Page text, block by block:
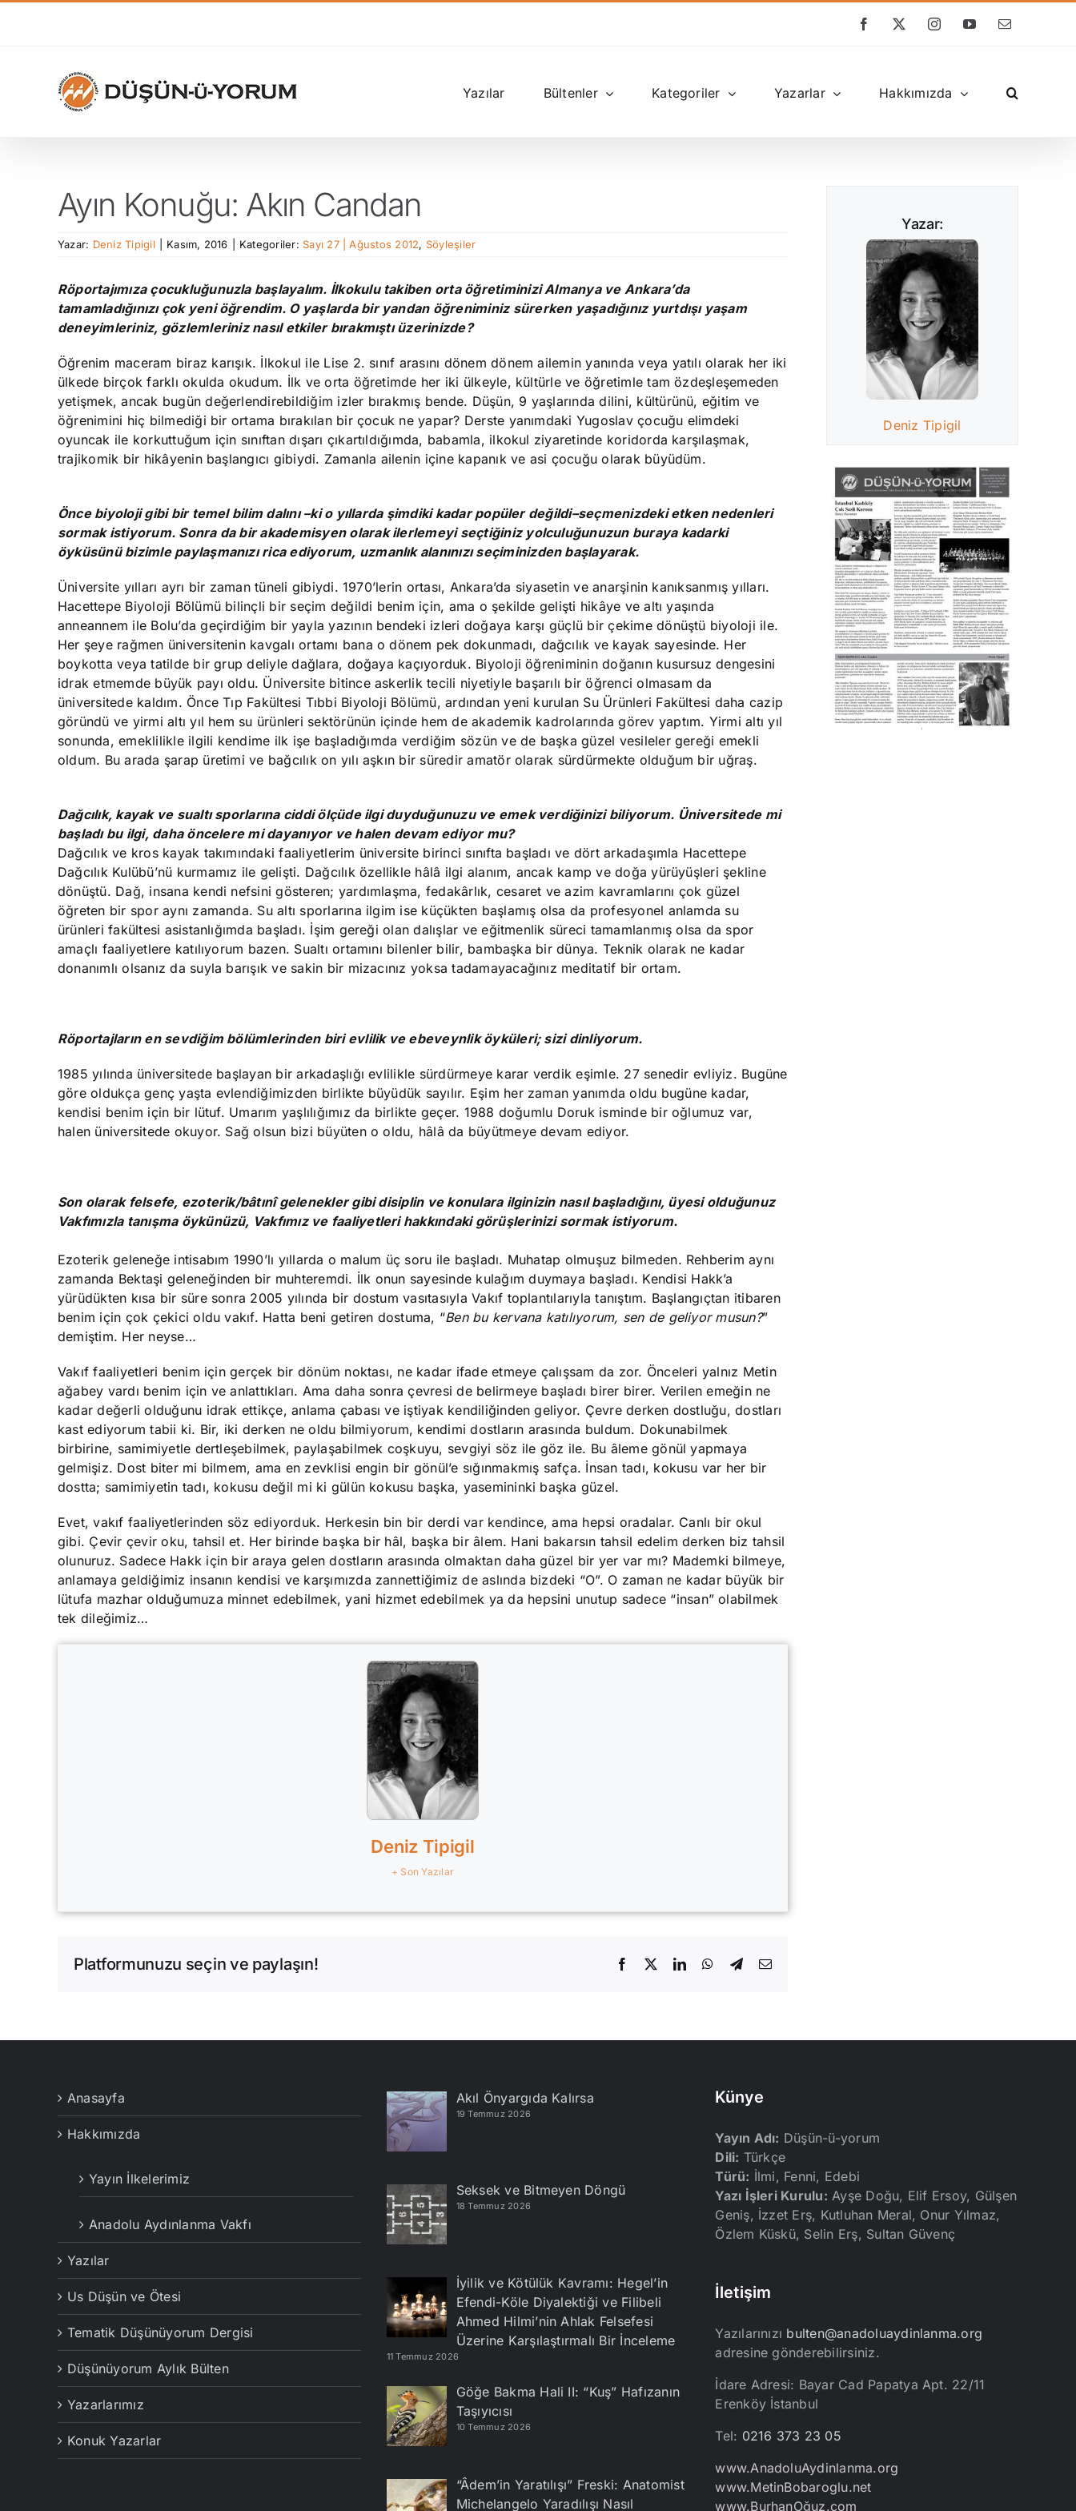
Facebook
X InstagramYouTube
E-
Yazılar Bültenler Kategoriler Yazarlar Hakkımızda
Ayın Konuğu: Akın Candan
Yazar: Deniz Tipigil Kasım, 2016 Kategoriler: Sayı 27 | Ağustos 2012, Söyleşiler
Röportajımıza çocukluğunuzla başlayalım. İlkokulu takiben orta öğretiminizi Almanya ve Ankara’da
tamamladığınızı çok yeni öğrendim. O yaşlarda bir yandan öğreniminiz sürerken yaşadığınız yurtdışı yaşam
deneyimleriniz, gözlemleriniz nasıl etkiler bırakmıştı üzerinizde?
Öğrenim maceram biraz karışık. İlkokul ile Lise 2. sınıf arasını dönem dönem ailemin yanında veya yatılı olarak her iki
ülkede birçok farklı okulda okudum. İlk ve orta öğretimde her iki ülkeyle, kültürle ve öğretimle tam özdeşleşemeden
yetişmek, ancak bugün değerlendirebildiğim izler bırakmış bende. Düşün, 9 yaşlarında dilini, kültürünü, eğitim ve
öğrenimini hiç bilmediği bir ortama bırakılan bir çocuk ne yapar? Derste yanımdaki Yugoslav çocuğu elimdeki
oyuncak ile korkuttuğum için sınıftan dışarı çıkartıldığımda, babamla, ilkokul ziyaretinde koridorda karşılaşmak,
trajikomik bir hikâyenin başlangıcı gibiydi. Zamanla ailenin içine kapanık ve asi çocuğu olarak büyüdüm.
Önce biyoloji gibi bir temel bilim dalını –ki o yıllarda şimdiki kadar popüler değildi–seçmenizdeki etken nedenleri
sormak istiyorum. Sonra da bir akademisyen olarak ilerlemeyi seçtiğiniz yolculuğunuzun buraya kadarki
öyküsünü bizimle paylaşmanızı rica ediyorum, uzmanlık alanınızı seçiminizden başlayarak.
Üniversite yılları ayrı bir zaman tüneli gibiydi. 1970’lerin ortası, Ankara’da siyasetin ve anarşinin kanıksanmış yılları.
Hacettepe Biyoloji Bölümü bilinçli bir seçim değildi benim için, ama o şekilde gelişti hikâye ve altı yaşında
anneannem ile Bolu’da geçirdiğim bir yayla yazının bendeki izleri doğaya karşı güçlü bir çekime dönüştü biyoloji ile.
Her şeye rağmen üniversitenin kavgalı ortamı bana o dönem pek dokunmadı, dağcılık ve kayak sayesinde. Her
boykotta veya tatilde bir grup deliyle dağlara, doğaya kaçıyorduk. Biyoloji öğreniminin doğanın kusursuz dengesini
idrak etmemde büyük payı oldu. Üniversite bitince askerlik tecili niyetiyle başarılı bir öğrenci olmasam da
üniversitede kaldım. Önce Tıp Fakültesi Tıbbi Biyoloji Bölümü, ardından yeni kurulan Su Ürünleri Fakültesi daha cazip
göründü ve yirmi altı yıl hem su ürünleri sektörünün içinde hem de akademik kadrolarında görev yaptım. Yirmi altı yıl
sonunda, emeklilikle ilgili kendime ilk işe başladığımda verdiğim sözün ve de başka güzel vesileler gereği emekli
oldum. Bu arada şarap üretimi ve bağcılık on yılı aşkın bir süredir amatör olarak sürdürmekte olduğum bir uğraş.
Dağcılık, kayak ve sualtı sporlarına ciddi ölçüde ilgi duyduğunuzu ve emek verdiğinizi biliyorum. Üniversitede mi
başladı bu ilgi, daha öncelere mi dayanıyor ve halen devam ediyor mu?
Dağcılık ve kros kayak takımındaki faaliyetlerim üniversite birinci sınıfta başladı ve dört arkadaşımla Hacettepe
Dağcılık Kulübü’nü kurmamız ile gelişti. Dağcılık özellikle hâlâ ilgi alanım, ancak kamp ve doğa yürüyüşleri şekline
dönüştü. Dağ, insana kendi nefsini gösteren; yardımlaşma, fedakârlık, cesaret ve azim kavramlarını çok güzel
öğreten bir spor aynı zamanda. Su altı sporlarına ilgim ise küçükten başlamış olsa da profesyonel anlamda su
ürünleri fakültesi asistanlığımda başladı. İşim gereği olan dalışlar ve eğitmenlik süreci tamamlanmış olsa da spor
amaçlı faaliyetlere katılıyorum bazen. Sualtı ortamını bilenler bilir, bambaşka bir dünya. Teknik olarak ne kadar
donanımlı olsanız da suyla barışık ve sakin bir mizacınız yoksa tadamayacağınız meditatif bir ortam.
Röportajların en sevdiğim bölümlerinden biri evlilik ve ebeveynlik öyküleri; sizi dinliyorum.
1985 yılında üniversitede başlayan bir arkadaşlığı evlilikle sürdürmeye karar verdik eşimle. 27 senedir evliyiz. Bugüne
göre oldukça genç yaşta evlendiğimizden birlikte büyüdük sayılır. Eşim her zaman yanımda oldu bugüne kadar,
kendisi benim için bir lütuf. Umarım yaşlılığımız da birlikte geçer. 1988 doğumlu Doruk isminde bir oğlumuz var,
halen üniversitede okuyor. Sağ olsun bizi büyüten o oldu, hâlâ da büyütmeye devam ediyor.
Son olarak felsefe, ezoterik/bâtınî gelenekler gibi disiplin ve konulara ilginizin nasıl başladığını, üyesi olduğunuz
Vakfımızla tanışma öykünüzü, Vakfımız ve faaliyetleri hakkındaki görüşlerinizi sormak istiyorum.
Ezoterik geleneğe intisabım 1990’lı yıllarda o malum üç soru ile başladı. Muhatap olmuşuz bilmeden. Rehberim aynı
zamanda Bektaşi geleneğinden bir muhteremdi. İlk onun sayesinde kulağım duymaya başladı. Kendisi Hakk’a
yürüdükten kısa bir süre sonra 2005 yılında bir dostum vasıtasıyla Vakıf toplantılarıyla tanıştım. Başlangıçtan itibaren
benim için çok çekici oldu vakıf. Hatta beni getiren dostuma, “Ben bu kervana katılıyorum, sen de geliyor musun?”
demiştim. Her neyse…
Vakıf faaliyetleri benim için gerçek bir dönüm noktası, ne kadar ifade etmeye çalışsam da zor. Önceleri yalnız Metin
ağabey vardı benim için ve anlattıkları. Ama daha sonra çevresi de belirmeye başladı birer birer. Verilen emeğin ne
kadar değerli olduğunu idrak ettikçe, anlama çabası ve iştiyak kendiliğinden geliyor. Çevre derken dostluğu, dostları
kast ediyorum tabii ki. Bir, iki derken ne oldu bilmiyorum, kendimi dostların arasında buldum. Dokunabilmek
birbirine, samimiyetle dertleşebilmek, paylaşabilmek coşkuyu, sevgiyi söz ile göz ile. Bu âleme gönül yapmaya
gelmişiz. Dost biter mi bilmem, ama en zevklisi engin bir gönül’e sığınmakmış safça. İnsan tadı, kokusu var her bir
dostta; samimiyetin tadı, kokusu değil mi ki gülün kokusu başka, yasemininki başka güzel.
Evet, vakıf faaliyetlerinden söz ediyorduk. Herkesin bin bir derdi var kendince, ama hepsi oradalar. Canlı bir okul
gibi. Çevir çevir oku, tahsil et. Her birinde başka bir hâl, başka bir âlem. Hani bakarsın tahsil edelim derken biz tahsil
olunuruz. Sadece Hakk için bir araya gelen dostların arasında olmaktan daha güzel bir yer var mı? Mademki bilmeye,
anlamaya geldiğimiz insanın kendisi ve karşımızda zannettiğimiz de aslında bizdeki “O”. O zaman ne kadar büyük bir
lütufa mazhar olduğumuza minnet edebilmek, yani hizmet edebilmek ya da hepsini unutup sadece “insan” olabilmek
tek dileğimiz…
Deniz Tipigil
+ Son Yazılar
Platformunuzu seçin ve paylaşın! Facebook LinkedInWhatsApp
Telegram
E-
Yazar:
Deniz Tipigil
Anasayfa
Hakkımızda
Yayın İlkelerimiz
Anadolu Aydınlanma Vakfı
Yazılar
Us Düşün ve Ötesi
Tematik Düşünüyorum Dergisi
Düşünüyorum Aylık Bülten
Yazarlarımız
Konuk Yazarlar
Akıl Önyargıda Kalırsa
19 Temmuz 2026
Seksek ve Bitmeyen Döngü
18 Temmuz 2026
İyilik ve Kötülük Kavramı: Hegel’in
Efendi-Köle Diyalektiği ve Filibeli
Ahmed Hilmi’nin Ahlak Felsefesi
Üzerine Karşılaştırmalı Bir İnceleme
11 Temmuz 2026
Göğe Bakma Hali II: “Kuş” Hafızanın
Taşıyıcısı
10 Temmuz 2026
“Âdem’in Yaratılışı” Freski: Anatomist
Michelangelo Yaradılışı Nasıl
Künye
Yayın Adı: Düşün-ü-yorum
Dili: Türkçe
Türü: İlmi, Fenni, Edebi
Yazı İşleri Kurulu: Ayşe Doğu, Elif Ersoy, Gülşen
Geniş, İzzet Erş, Kutluhan Meral, Onur Yılmaz,
Özlem Küskü, Selin Erş, Sultan Güvenç
İletişim
Yazılarınızı bulten@anadoluaydinlanma.org
adresine gönderebilirsiniz.
İdare Adresi: Bayar Cad Papatya Apt. 22/11
Erenköy İstanbul
Tel: 0216 373 23 05
www.AnadoluAydinlanma.org
www.MetinBobaroglu.net
www.BurhanOğuz.com